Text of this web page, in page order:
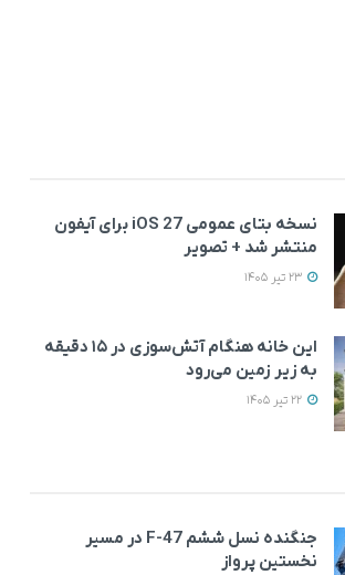
نسخه بتای عمومی iOS 27 برای آیفون
منتشر شد + تصویر
این خانه‌ هنگام آتش‌سوزی در ۱۵ دقیقه
به زیر زمین می‌رود
جنگنده نسل ششم F-47 در مسیر
نخستین پرواز